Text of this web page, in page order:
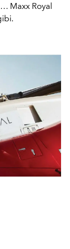
Maxx Royal